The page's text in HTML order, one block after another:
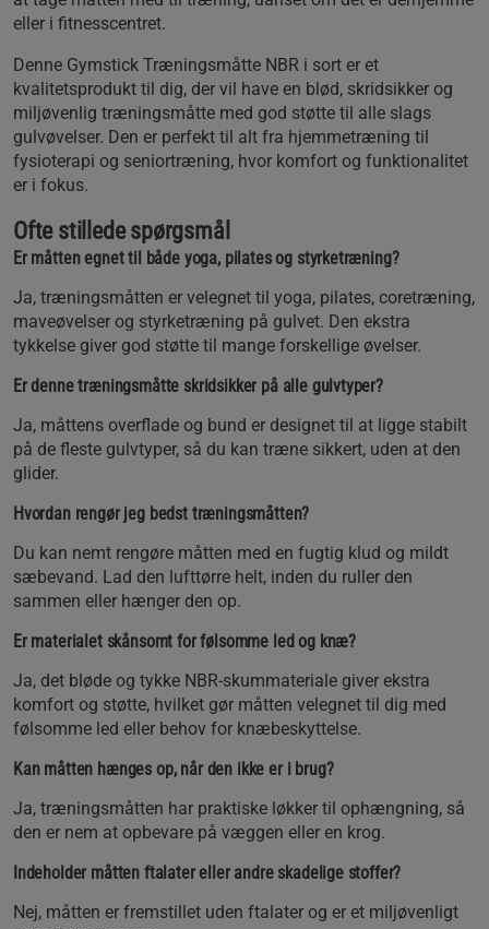
eller i fitnesscentret.
Denne Gymstick Træningsmåtte NBR i sort er et
kvalitetsprodukt til dig, der vil have en blød, skridsikker og
miljøvenlig træningsmåtte med god støtte til alle slags
gulvøvelser. Den er perfekt til alt fra hjemmetræning til
fysioterapi og seniortræning, hvor komfort og funktionalitet
er i fokus.
Ofte stillede spørgsmål
Er måtten egnet til både yoga, pilates og styrketræning?
Ja, træningsmåtten er velegnet til yoga, pilates, coretræning,
maveøvelser og styrketræning på gulvet. Den ekstra
tykkelse giver god støtte til mange forskellige øvelser.
Er denne træningsmåtte skridsikker på alle gulvtyper?
Ja, måttens overflade og bund er designet til at ligge stabilt
på de fleste gulvtyper, så du kan træne sikkert, uden at den
glider.
Hvordan rengør jeg bedst træningsmåtten?
Du kan nemt rengøre måtten med en fugtig klud og mildt
sæbevand. Lad den lufttørre helt, inden du ruller den
sammen eller hænger den op.
Er materialet skånsomt for følsomme led og knæ?
Ja, det bløde og tykke NBR-skummateriale giver ekstra
komfort og støtte, hvilket gør måtten velegnet til dig med
følsomme led eller behov for knæbeskyttelse.
Kan måtten hænges op, når den ikke er i brug?
Ja, træningsmåtten har praktiske løkker til ophængning, så
den er nem at opbevare på væggen eller en krog.
Indeholder måtten ftalater eller andre skadelige stoffer?
Nej, måtten er fremstillet uden ftalater og er et miljøvenligt